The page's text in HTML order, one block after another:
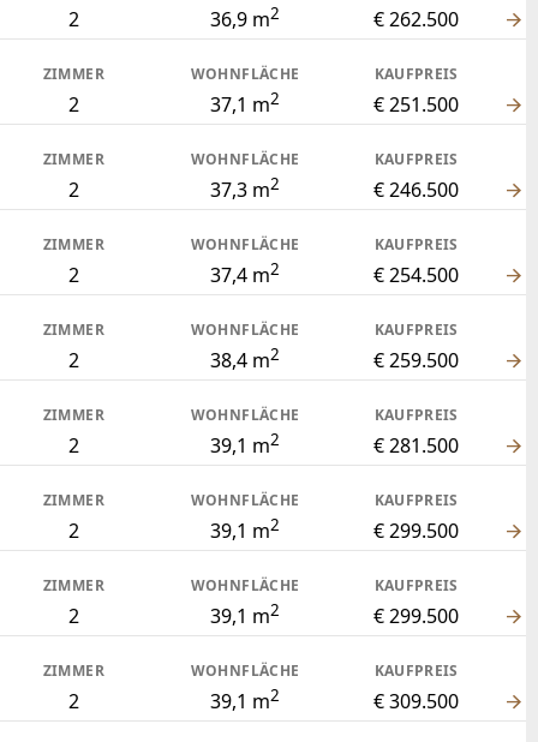
2 36,9 m2 € 262.500
ZIMMER
2
WOHNFLÄCHE
37,1 m2
KAUFPREIS
€ 251.500
ZIMMER
2
WOHNFLÄCHE
37,3 m2
KAUFPREIS
€ 246.500
ZIMMER
2
WOHNFLÄCHE
37,4 m2
KAUFPREIS
€ 254.500
ZIMMER
2
WOHNFLÄCHE
38,4 m2
KAUFPREIS
€ 259.500
ZIMMER
2
WOHNFLÄCHE
39,1 m2
KAUFPREIS
€ 281.500
ZIMMER
2
WOHNFLÄCHE
39,1 m2
KAUFPREIS
€ 299.500
ZIMMER
2
WOHNFLÄCHE
39,1 m2
KAUFPREIS
€ 299.500
ZIMMER
2
WOHNFLÄCHE
39,1 m2
KAUFPREIS
€ 309.500